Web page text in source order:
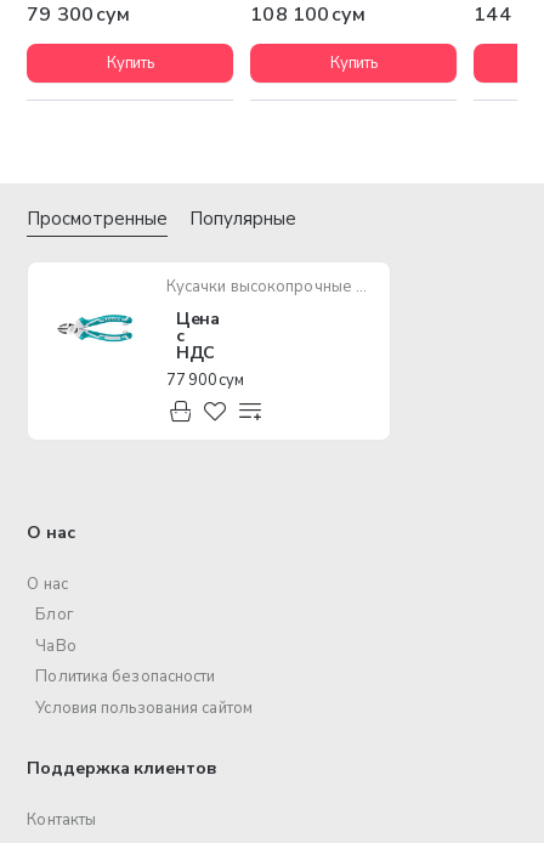
79 300 сум
Купить
108 100 сум
Купить
144
Просмотренные Популярные
Кусачки высокопрочные TOTAL THT230706S
Цена
с
НДС
77 900 сум
О нас
О нас
Блог
ЧаВо
Политика безопасности
Условия пользования сайтом
Поддержка клиентов
Контакты